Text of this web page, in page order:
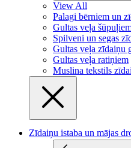
View All
Palagi bērniem un
Gultas veļa
Spilveni un segas
Gultas veļa zīdaiņu
Gultas veļa ratiņiem
Muslina tekstils
Zīdaiņu istaba un mājas